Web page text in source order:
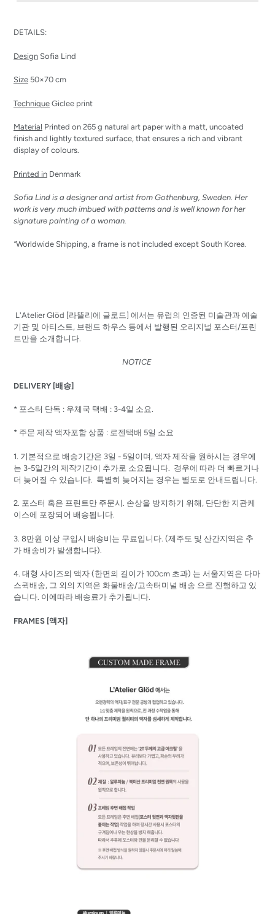
to
cart
DETAILS:
Design Sofia Lind
Size 50×70 cm
Technique Giclee print
Material Printed on 265 g natural art paper with a matt, uncoated
finish and lightly textured surface, that ensures a rich and vibrant
display of colours.
Printed in Denmark
Sofia Lind is a designer and artist from Gothenburg, Sweden. Her
work is very much imbued with patterns and is well known for her
signature painting of a woman.
”Worldwide Shipping, a frame is not included except South Korea.
L'Atelier Glöd [라뜰리에 글로드] 에서는 유럽의 인증된 미술관과 예술
기관 및 아티스트, 브랜드 하우스 등에서 발행된 오리지널 포스터/프린
트만을 소개합니다.
NOTICE
DELIVERY [배송]
* 포스터 단독 : 우체국 택배 : 3-4일 소요.
* 주문 제작 액자포함 상품 : 로젠택배 5일 소요
1. 기본적으로 배송기간은 3일 - 5일이며, 액자 제작을 원하시는 경우에
는 3-5일간의 제작기간이 추가로 소요됩니다. 경우에 따라 더 빠르거나
더 늦어질 수 있습니다. 특별히 늦어지는 경우는 별도로 안내드립니다.
2. 포스터 혹은 프린트만 주문시. 손상을 방지하기 위해 , 단단한 지관케
이스에 포장되어 배송됩니다.
3. 8만원 이상 구입시 배송비는 무료입니다. (제주도 및 산간지역은 추
가 배송비가 발생합니다).
4. 대형 사이즈의 액자 (한면의 길이가 100cm 초과) 는 서울지역은 다마
스퀵배송, 그 외의 지역은 화물배송/고속터미널 배송 으로 진행하고 있
습니다. 이에따라 배송료가 추가됩니다.
FRAMES [액자]